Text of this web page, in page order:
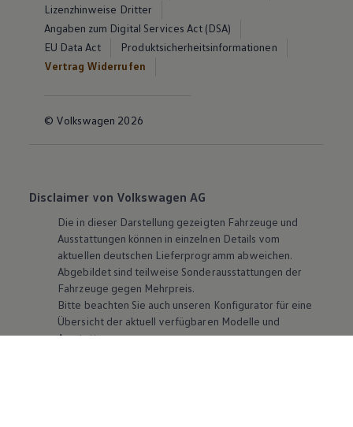
Lizenzhinweise Dritter
Angaben zum Digital Services Act (DSA)
EU Data Act
Produktsicherheitsinformationen
Vertrag Widerrufen
© Volkswagen 2026
Disclaimer von Volkswagen AG
Die in dieser Darstellung gezeigten Fahrzeuge und
Ausstattungen können in einzelnen Details vom
aktuellen deutschen Lieferprogramm abweichen.
Abgebildet sind teilweise Sonderausstattungen der
Fahrzeuge gegen Mehrpreis.
Bitte beachten Sie auch unseren Konfigurator für eine
Übersicht der aktuell verfügbaren Modelle und
Ausstattungen.